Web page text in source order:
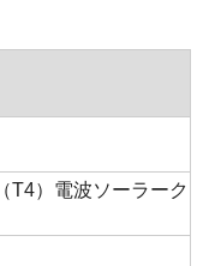
T4）電波ソーラーク